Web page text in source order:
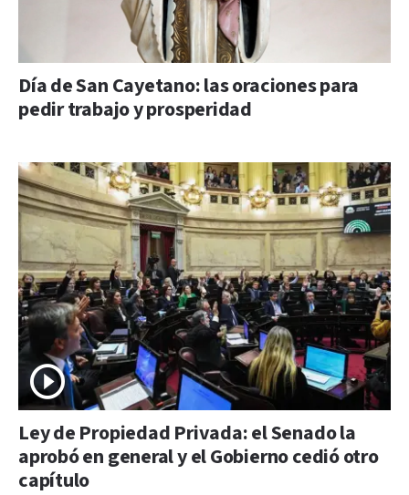
Día de San Cayetano: las oraciones para
pedir trabajo y prosperidad
Ley de Propiedad Privada: el Senado la
aprobó en general y el Gobierno cedió otro
capítulo